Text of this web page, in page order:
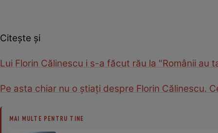
Citește și
Lui Florin Călinescu i s-a făcut rău la "Românii au
Pe asta chiar nu o știați despre Florin Călinescu.
MAI MULTE PENTRU TINE